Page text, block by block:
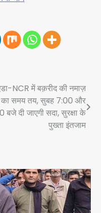
NCR में बक़रीद की नमाज़
का समय तय, सुबह 7:00 और
बजे दी जाएगी सदा, सुरक्षा के
पुख्ता इंतजाम